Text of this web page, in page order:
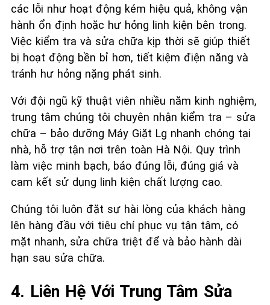
các lỗi như hoạt động kém hiệu quả, không vận
hành ổn định hoặc hư hỏng linh kiện bên trong.
Việc kiểm tra và sửa chữa kịp thời sẽ giúp thiết
bị hoạt động bền bỉ hơn, tiết kiệm điện năng và
tránh hư hỏng nặng phát sinh.
Với đội ngũ kỹ thuật viên nhiều năm kinh nghiệm,
trung tâm chúng tôi chuyên nhận kiểm tra – sửa
chữa – bảo dưỡng Máy Giặt Lg nhanh chóng tại
nhà, hỗ trợ tận nơi trên toàn Hà Nội. Quy trình
làm việc minh bạch, báo đúng lỗi, đúng giá và
cam kết sử dụng linh kiện chất lượng cao.
Chúng tôi luôn đặt sự hài lòng của khách hàng
lên hàng đầu với tiêu chí phục vụ tận tâm, có
mặt nhanh, sửa chữa triệt để và bảo hành dài
hạn sau sửa chữa.
4. Liên Hệ Với Trung Tâm Sửa